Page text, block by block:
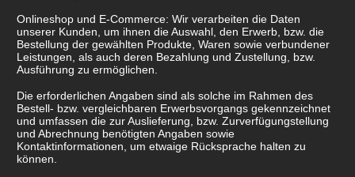
Onlineshop und E-Commerce: Wir verarbeiten die Daten
unserer Kunden, um ihnen die Auswahl, den Erwerb, bzw. die
Bestellung der gewählten Produkte, Waren sowie verbundener
Leistungen, als auch deren Bezahlung und Zustellung, bzw.
Ausführung zu ermöglichen.
Die erforderlichen Angaben sind als solche im Rahmen des
Bestell- bzw. vergleichbaren Erwerbsvorgangs gekennzeichnet
und umfassen die zur Auslieferung, bzw. Zurverfügungstellung
und Abrechnung benötigten Angaben sowie
Kontaktinformationen, um etwaige Rücksprache halten zu
können.